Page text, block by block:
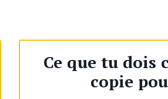
Ce que tu dois
copie